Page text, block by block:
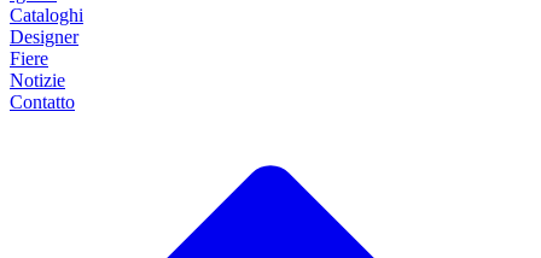
Cataloghi
Designer
Fiere
Notizie
Contatto